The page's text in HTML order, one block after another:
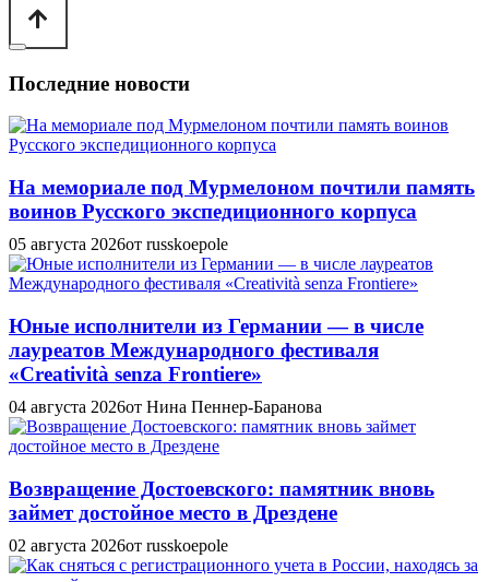
Последние новости
На мемориале под Мурмелоном почтили память
воинов Русского экспедиционного корпуса
05 августа 2026от russkoepole
Юные исполнители из Германии — в числе
лауреатов Международного фестиваля
«Creatività senza Frontiere»
04 августа 2026от Нина Пеннер-Баранова
Возвращение Достоевского: памятник вновь
займет достойное место в Дрездене
02 августа 2026от russkoepole